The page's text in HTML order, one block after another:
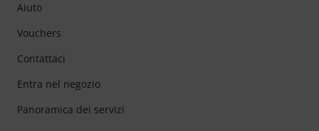
Aiuto
Vouchers
Contattaci
Entra nel negozio
Panoramica dei servizi